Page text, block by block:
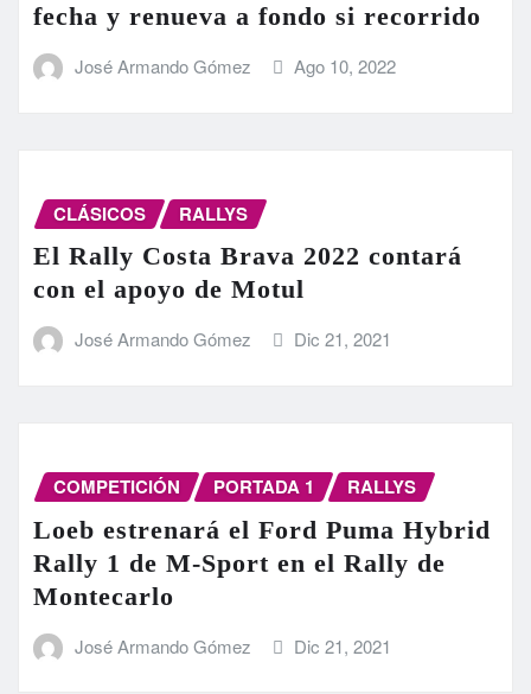
fecha y renueva a fondo si recorrido
José Armando Gómez Ago 10, 2022
CLÁSICOS RALLYS
El Rally Costa Brava 2022 contará
con el apoyo de Motul
José Armando Gómez Dic 21, 2021
COMPETICIÓN PORTADA 1 RALLYS
Loeb estrenará el Ford Puma Hybrid
Rally 1 de M-Sport en el Rally de
Montecarlo
José Armando Gómez Dic 21, 2021